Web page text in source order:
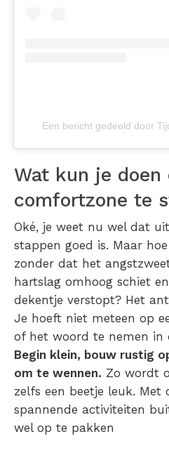
Een bericht gedeeld door
Wat kun je
comfortzone te
Oké, je weet nu wel dat
stappen goed is. Maar
zonder dat het
hartslag omhoog schiet
dekentje verstopt? Het
Je hoeft niet meteen op
of het woord te nemen in
Begin klein, bouw rustig
om te wennen. Zo wordt
zelfs een beetje leuk. Met
spannende activiteiten
wel op te pakken